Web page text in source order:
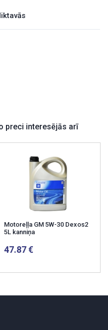
preci interesējās arī
Motoreļļa GM 5W-30 Dexos2
5L kanniņa
47.87